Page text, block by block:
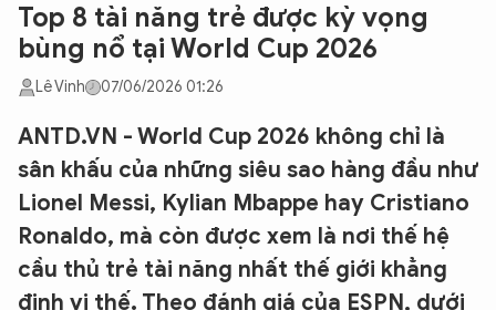
Top 8 tài năng trẻ được kỳ vọng
bùng nổ tại World Cup 2026
Lê Vinh 07/06/2026 01:26
ANTD.VN - World Cup 2026 không chỉ là
sân khấu của những siêu sao hàng đầu như
Lionel Messi, Kylian Mbappe hay Cristiano
Ronaldo, mà còn được xem là nơi thế hệ
cầu thủ trẻ tài năng nhất thế giới khẳng
định vị thế. Theo đánh giá của ESPN, dưới